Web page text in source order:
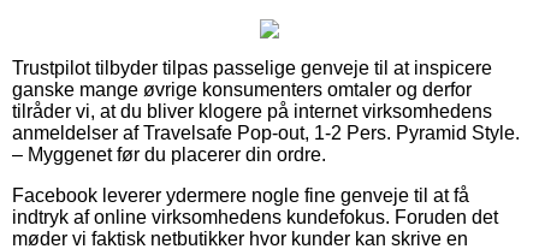
Trustpilot tilbyder tilpas passelige genveje til at inspicere
ganske mange øvrige konsumenters omtaler og derfor
tilråder vi, at du bliver klogere på internet virksomhedens
anmeldelser af Travelsafe Pop-out, 1-2 Pers. Pyramid Style.
– Myggenet før du placerer din ordre.
Facebook leverer ydermere nogle fine genveje til at få
indtryk af online virksomhedens kundefokus. Foruden det
møder vi faktisk netbutikker hvor kunder kan skrive en